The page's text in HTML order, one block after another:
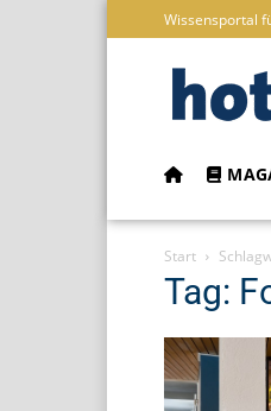
Wissensportal
Start
Tag: